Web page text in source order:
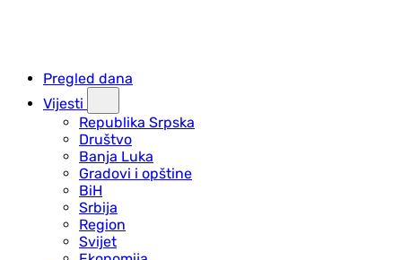
Pregled dana
Vijesti
Republika Srpska
Društvo
Banja Luka
Gradovi i opštine
BiH
Srbija
Region
Svijet